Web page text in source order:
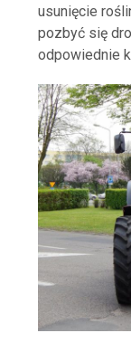
usunięcie
pozbyć się
odpowiednie